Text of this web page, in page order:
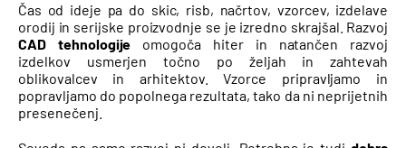
Čas od ideje pa do skic, risb, načrtov, vzorcev, izdelave
orodij in serijske proizvodnje se je izredno skrajšal. Razvoj
CAD tehnologije omogoča hiter in natančen razvoj
izdelkov usmerjen točno po željah in zahtevah
oblikovalcev in arhitektov. Vzorce pripravljamo in
popravljamo do popolnega rezultata, tako da ni neprijetnih
presenečenj.